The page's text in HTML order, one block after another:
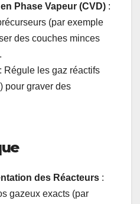
Phase Vapeur (CVD) :
(par exemple
des couches minces
: Régule les gaz réactifs
pour graver des
des Réacteurs :
gazeux exacts (par